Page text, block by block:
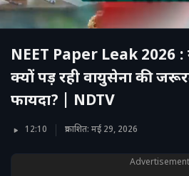
NEET Paper Leak 2026 :
क्यों पड़ रही वायुसेना की
फायदा? | NDTV
12:10 प्रकाशित: मई 29, 2026
Advertisement